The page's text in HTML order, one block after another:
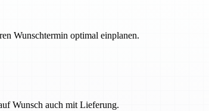
Wunschtermin optimal einplanen.
Wunsch auch mit Lieferung.